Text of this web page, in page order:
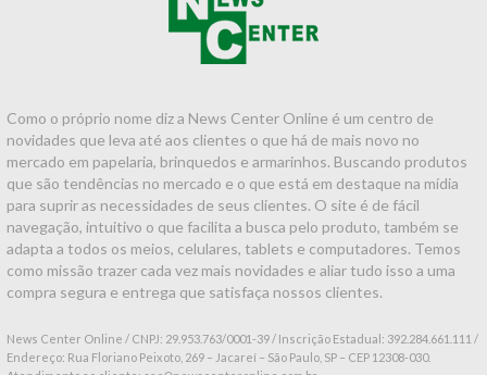
Como o próprio nome diz a News Center Online é um centro de
novidades que leva até aos clientes o que há de mais novo no
mercado em papelaria, brinquedos e armarinhos. Buscando produtos
que são tendências no mercado e o que está em destaque na mídia
para suprir as necessidades de seus clientes. O site é de fácil
navegação, intuitivo o que facilita a busca pelo produto, também se
adapta a todos os meios, celulares, tablets e computadores. Temos
como missão trazer cada vez mais novidades e aliar tudo isso a uma
compra segura e entrega que satisfaça nossos clientes.
News Center Online / CNPJ: 29.953.763/0001-39 / Inscrição Estadual: 392.284.661.111 /
Endereço: Rua Floriano Peixoto, 269 – Jacareí – São Paulo, SP – CEP 12308-030.